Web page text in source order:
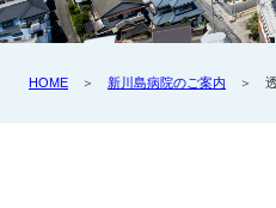
HOME ＞ 新川島病院のご案内 ＞ 透